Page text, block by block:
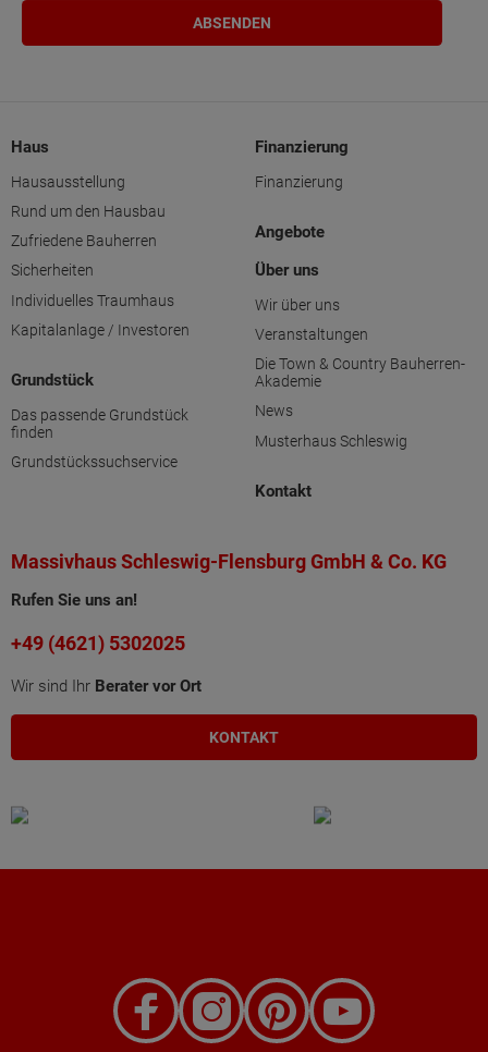
Haus
Hausausstellung
Rund um den Hausbau
Zufriedene Bauherren
Sicherheiten
Individuelles Traumhaus
Kapitalanlage / Investoren
Grundstück
Das passende Grundstück
finden
Grundstückssuchservice
Finanzierung
Finanzierung
Angebote
Über uns
Wir über uns
Veranstaltungen
Die Town & Country Bauherren-
Akademie
News
Musterhaus Schleswig
Kontakt
Massivhaus Schleswig-Flensburg GmbH & Co. KG
Rufen Sie uns an!
+49 (4621) 5302025
Wir sind Ihr Berater vor Ort
KONTAKT